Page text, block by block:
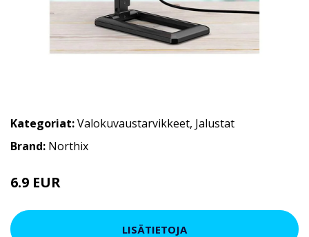
Kategoriat:Valokuvaustarvikkeet, Jalustat
Brand: Northix
6.9 EUR
LISÄTIETOJA